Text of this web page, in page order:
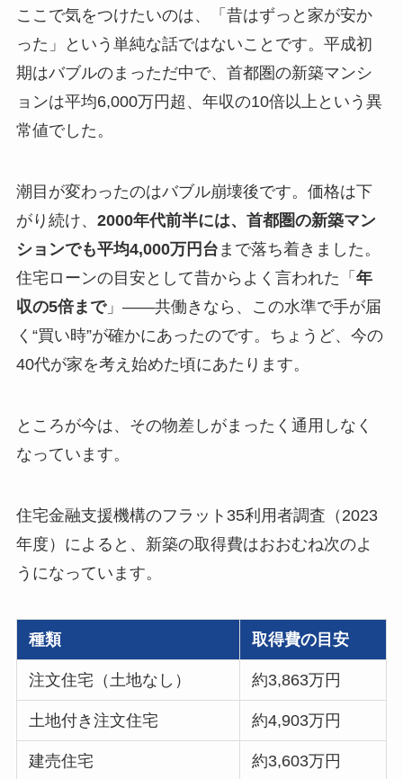
ここで気をつけたいのは、「昔はずっと家が安か
った」という単純な話ではないことです。平成初
期はバブルのまっただ中で、首都圏の新築マンシ
ョンは平均6,000万円超、年収の10倍以上という異
常値でした。
潮目が変わったのはバブル崩壊後です。価格は下
がり続け、 2000年代前半には、首都圏の新築マン
ションでも平均4,000万円台 まで落ち着きました。
住宅ローンの目安として昔からよく言われた「 年
収の5倍まで」――共働きなら、この水準で手が届
く“買い時”が確かにあったのです。ちょうど、今の
40代が家を考え始めた頃にあたります。
ところが今は、その物差しがまったく通用しなく
なっています。
住宅金融支援機構のフラット35利用者調査（2023
年度）によると、新築の取得費はおおむね次のよ
うになっています。
種類 取得費の目安
注文住宅（土地なし） 約3,863万円
土地付き注文住宅 約4,903万円
建売住宅 約3,603万円